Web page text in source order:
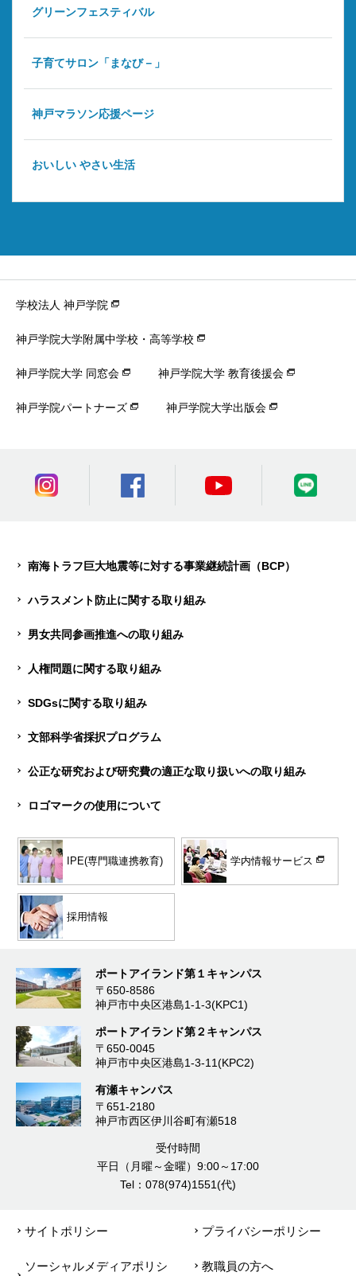
グリーンフェスティバル
子育てサロン「まなび－」
神戸マラソン応援ページ
おいしい やさい生活
学校法人 神戸学院
神戸学院大学附属中学校・高等学校
神戸学院大学 同窓会 神戸学院大学 教育後援会
神戸学院パートナーズ 神戸学院大学出版会
南海トラフ巨大地震等に対する事業継続計画（BCP）
ハラスメント防止に関する取り組み
男女共同参画推進への取り組み
人権問題に関する取り組み
SDGsに関する取り組み
文部科学省採択プログラム
公正な研究および研究費の適正な取り扱いへの取り組み
ロゴマークの使用について
IPE(専門職連携教育) 学内情報サービス
採用情報
ポートアイランド第１キャンパス
〒650-8586
神戸市中央区港島1-1-3(KPC1)
ポートアイランド第２キャンパス
〒650-0045
神戸市中央区港島1-3-11(KPC2)
有瀬キャンパス
〒651-2180
神戸市西区伊川谷町有瀬518
受付時間
平日（月曜～金曜）9:00～17:00
Tel：078(974)1551(代)
サイトポリシー プライバシーポリシー
ソーシャルメディアポリシ 教職員の方へ